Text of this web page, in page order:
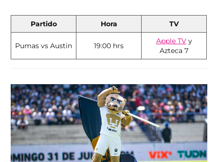
Partido Hora TV
Pumas vs Austin 19:00 hrs
Apple TVy
Azteca 7